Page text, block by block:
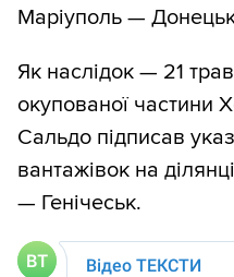
Маріуполь —
Як наслідок — 21
окупованої
Сальдо підписав
вантажівок на
— Генічеськ.